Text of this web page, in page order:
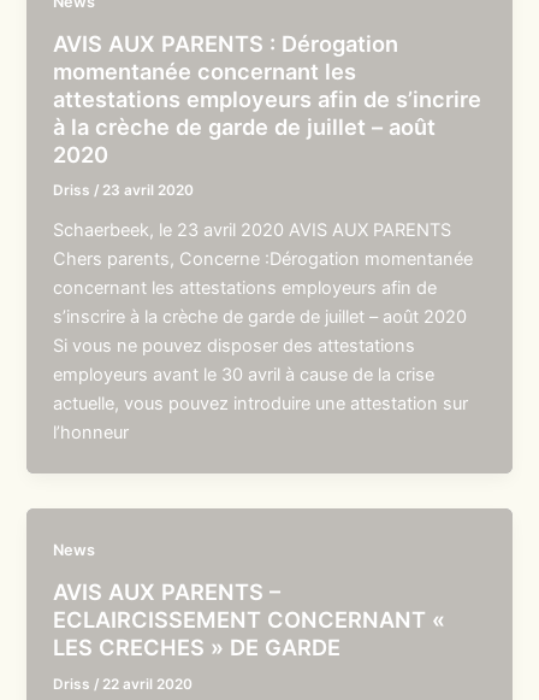
AVIS AUX PARENTS : Dérogation
momentanée concernant les
attestations employeurs afin de s’incrire
à la crèche de garde de juillet – août
2020
Driss / 23 avril 2020
Schaerbeek, le 23 avril 2020 AVIS AUX PARENTS
Chers parents, Concerne :Dérogation momentanée
concernant les attestations employeurs afin de
s’inscrire à la crèche de garde de juillet – août 2020
Si vous ne pouvez disposer des attestations
employeurs avant le 30 avril à cause de la crise
actuelle, vous pouvez introduire une attestation sur
l’honneur
News
AVIS AUX PARENTS –
ECLAIRCISSEMENT CONCERNANT «
LES CRECHES » DE GARDE
Driss / 22 avril 2020